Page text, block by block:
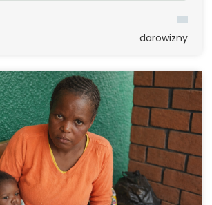
darowizny